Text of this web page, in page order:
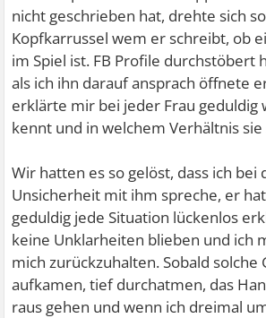
nicht geschrieben hat, drehte sich
Kopfkarrussel wem er schreibt, ob
im Spiel ist. FB Profile durchstöbert
als ich ihn darauf ansprach öffnete
erklärte mir bei jeder Frau geduldig
kennt und in welchem Verhältnis
Wir hatten es so gelöst, dass ich bei
Unsicherheit mit ihm spreche, er
geduldig jede Situation lückenlos
keine Unklarheiten blieben und ich
mich zurückzuhalten. Sobald solche
aufkamen, tief durchatmen, das
raus gehen und wenn ich dreimal